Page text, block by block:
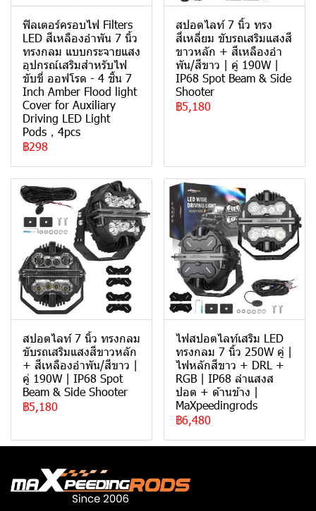
ฟิลเตอร์ครอบไฟ Filters
LED สีเหลืองอำพัน 7 นิ้ว
ทรงกลม แบบกระจายแสง
อุปกรณ์เสริมสำหรับไฟ
ขับขี่ ออฟโรด - 4 ชิ้น 7
Inch Amber Flood light
Cover for Auxiliary
Driving LED Light
Pods，4pcs
฿298
สปอตไลท์ 7 นิ้ว ทรง
สี่เหลี่ยม ขับรถเสริมแสงสี
ขาวหลัก + สีเหลืองอํา
พัน/สีขาว | คู่ 190W |
IP68 Spot Beam & Side
Shooter
฿5,180
สปอตไลท์ 7 นิ้ว ทรงกลม
ขับรถเสริมแสงสีขาวหลัก
+ สีเหลืองอําพัน/สีขาว |
คู่ 190W | IP68 Spot
Beam & Side Shooter
฿5,180
ไฟสปอตไลท์เสริม LED
ทรงกลม 7 นิ้ว 250W คู่ |
ไฟหลักสีขาว + DRL +
RGB | IP68 ลำแสงส
ปอต + ด้านข้าง |
MaXpeedingrods
฿6,480